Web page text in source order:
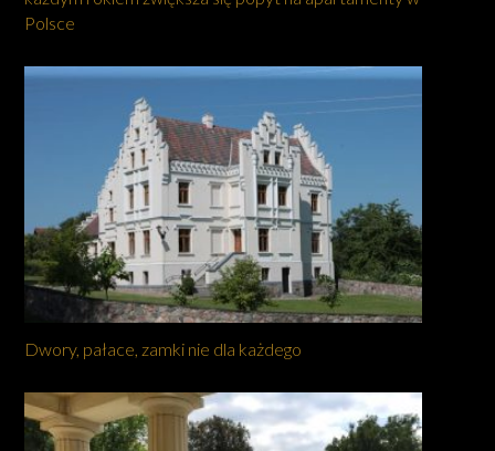
Polsce
Dwory, pałace, zamki nie dla każdego